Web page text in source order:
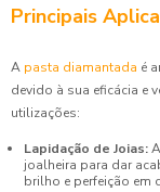
Principais
A pasta diamantada é
devido à sua eficácia e
utilizações:
Lapidação de Joias:
joalheira para dar
brilho e perfeição em